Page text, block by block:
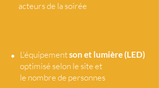
acteurs de la soirée
• L'équipementson et lumière (LED)
optimisé selon le site et
le nombre de personnes